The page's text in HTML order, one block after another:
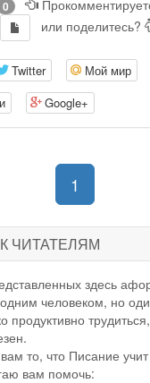
0
или поделитесь?
Twitter Мой мир
Google+
1
ЧИТАТЕЛЯМ
здесь
человеком, но
продуктивно
то, что Писание
вам помочь: